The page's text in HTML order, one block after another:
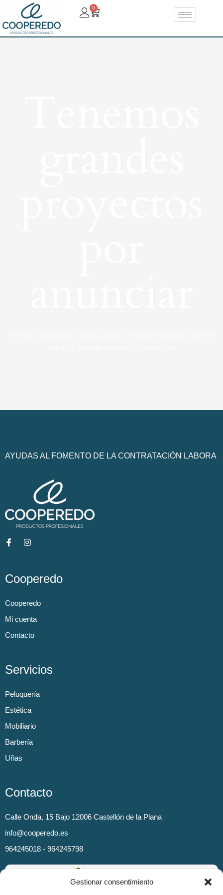
Gestionar consentimiento
0
AYUDAS AL FOMENTO DE LA CONTRATACIÓN LABORA
Cooperedo
Cooperedo
Mi cuenta
Contacto
Servicios
Peluquería
Estética
Mobiliario
Barbería
Uñas
Contacto
Calle Onda, 15 Bajo 12006 Castellón de la Plana
info@cooperedo.es
964245018 - 964245798